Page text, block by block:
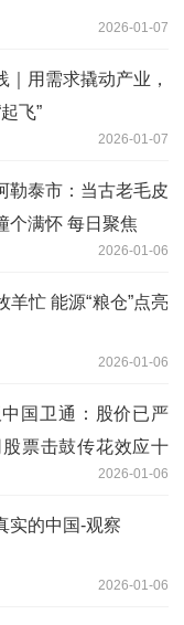
2026-01-07
｜用需求撬动产业，
飞”
2026-01-07
勒泰市：当古老毛皮
个满怀 每日聚焦
2026-01-06
羊忙 能源“粮仓”点亮
2026-01-06
国卫通：股价已严
票击鼓传花效应十
2026-01-06
实的中国-观察
2026-01-06